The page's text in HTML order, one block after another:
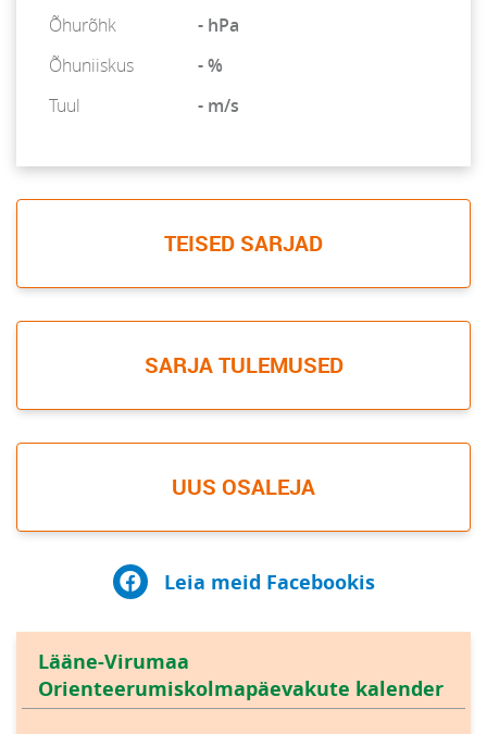
Õhurõhk
- hPa
Õhuniiskus
- %
Tuul
- m/s
TEISED SARJAD
SARJA TULEMUSED
UUS OSALEJA
Leia meid Facebookis
Lääne-Virumaa
Orienteerumiskolmapäevakute kalender